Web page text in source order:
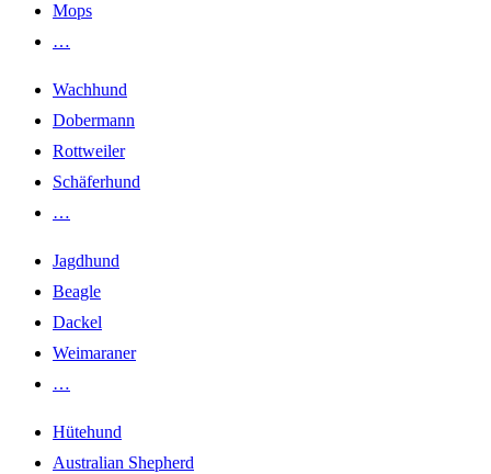
Mops
…
Wachhund
Dobermann
Rottweiler
Schäferhund
…
Jagdhund
Beagle
Dackel
Weimaraner
…
Hütehund
Australian Shepherd